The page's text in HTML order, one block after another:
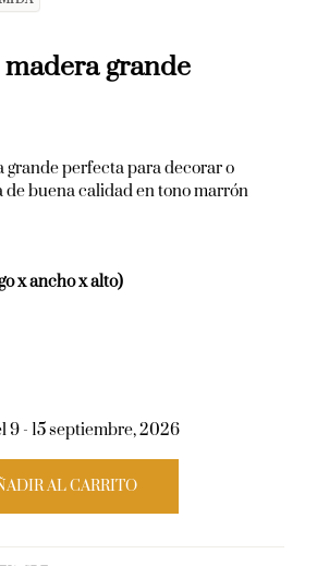
grande
grande perfecta para decorar o
de buena calidad en tono marrón
x ancho x alto)
9 - 15 septiembre, 2026
AL CARRITO